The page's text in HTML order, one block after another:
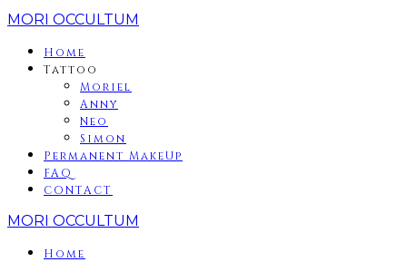
MORI OCCULTUM
Home
Tattoo
Moriel
Anny
Neo
Simon
Permanent MakeUp
FAQ
CONTACT
MORI OCCULTUM
Home